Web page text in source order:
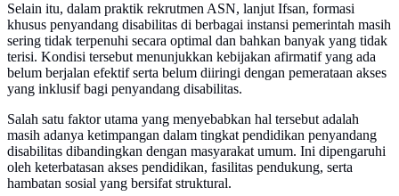
Selain itu, dalam praktik rekrutmen ASN, lanjut Ifsan, formasi
khusus penyandang disabilitas di berbagai instansi pemerintah masih
sering tidak terpenuhi secara optimal dan bahkan banyak yang tidak
terisi. Kondisi tersebut menunjukkan kebijakan afirmatif yang ada
belum berjalan efektif serta belum diiringi dengan pemerataan akses
yang inklusif bagi penyandang disabilitas.
Salah satu faktor utama yang menyebabkan hal tersebut adalah
masih adanya ketimpangan dalam tingkat pendidikan penyandang
disabilitas dibandingkan dengan masyarakat umum. Ini dipengaruhi
oleh keterbatasan akses pendidikan, fasilitas pendukung, serta
hambatan sosial yang bersifat struktural.